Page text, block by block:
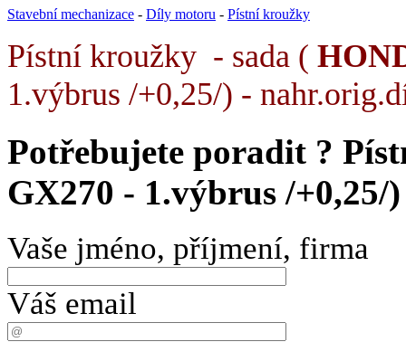
Stavební mechanizace - Díly motoru - Pístní kroužky
Pístní kroužky - sada (
1.výbrus /+0,25/) -
Potřebujete poradit ?
GX270 - 1.výbrus /+0,25/)
Vaše jméno, příjmení, firma
Váš email